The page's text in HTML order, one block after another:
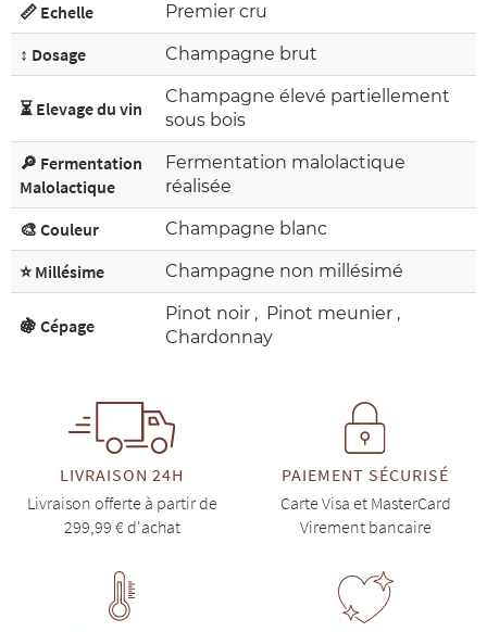
📏 Echelle Premier cru
↕️ Dosage Champagne brut
⏳ Elevage du vin
Champagne élevé partiellement
sous bois
🔎 Fermentation
Malolactique
Fermentation malolactique
réalisée
🎨 Couleur Champagne blanc
⭐ Millésime Champagne non millésimé
🍇 Cépage
Pinot noir , Pinot meunier ,
Chardonnay
LIVRAISON 24H
Livraison offerte à partir de
299,99 € d'achat
PAIEMENT SÉCURISÉ
Carte Visa et MasterCard
Virement bancaire